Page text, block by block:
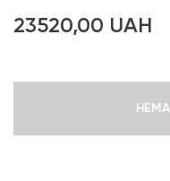
23520,00 UAH